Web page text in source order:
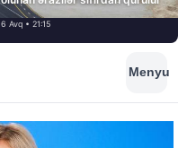
6 Avq • 21:15
Menyu